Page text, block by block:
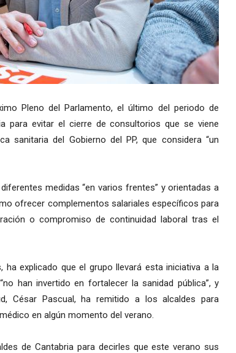
Pleno del Parlamento, el último del periodo de
para evitar el cierre de consultorios que se viene
sanitaria del Gobierno del PP, que considera “un
medidas “en varios frentes” y orientadas a
ofrecer complementos salariales específicos para
o compromiso de continuidad laboral tras el
explicado que el grupo llevará esta iniciativa a la
han invertido en fortalecer la sanidad pública”, y
César Pascual, ha remitido a los alcaldes para
en algún momento del verano.
de Cantabria para decirles que este verano sus